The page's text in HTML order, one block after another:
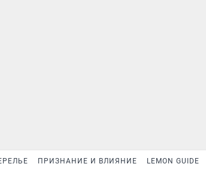
ПРИЗНАНИЕ И ВЛИЯНИЕ LEMON GUIDE